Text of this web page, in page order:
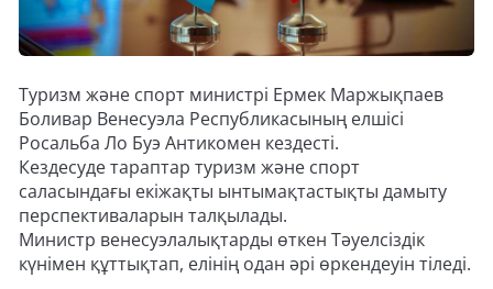
Туризм және спорт министрі Ермек Маржықпаев
Боливар Венесуэла Республикасының елшісі
Росальба Ло Буэ Антикомен кездесті.
Кездесуде тараптар туризм және спорт
саласындағы екіжақты ынтымақтастықты дамыту
перспективаларын талқылады.
Министр венесуэлалықтарды өткен Тәуелсіздік
күнімен құттықтап, елінің одан әрі өркендеуін тіледі.